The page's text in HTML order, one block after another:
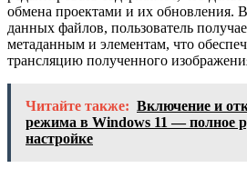
обмена проектами и их обновления.
данных файлов, пользователь
метаданным и элементам, что
трансляцию полученного
Читайте также: Включение и
режима в Windows 11 — полное
настройке